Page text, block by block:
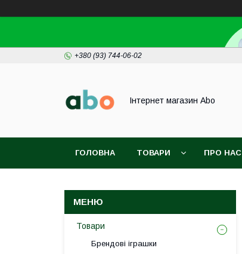
+380 (93) 744-06-02
Інтернет магазин Abo
ГОЛОВНА ТОВАРИ ПРО НАС
Товари
Брендові іграшки